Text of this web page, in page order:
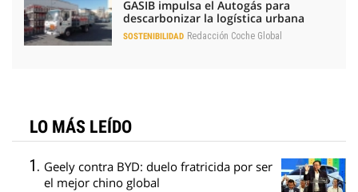
GASIB impulsa el Autogás para
descarbonizar la logística urbana
SOSTENIBILIDAD Redacción Coche Global
LO MÁS LEÍDO
Geely contra BYD: duelo fratricida por ser
el mejor chino global